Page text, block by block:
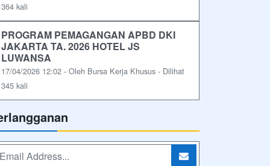
364 kali
PROGRAM PEMAGANGAN APBD DKI
JAKARTA TA. 2026 HOTEL JS
LUWANSA
17/04/2026 12:02 - Oleh Bursa Kerja Khusus - Dilihat
345 kali